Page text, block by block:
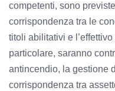
competenti, sono
corrispondenza tra le
titoli abilitativi e
particolare, saranno
antincendio, la gestione
corrispondenza tra